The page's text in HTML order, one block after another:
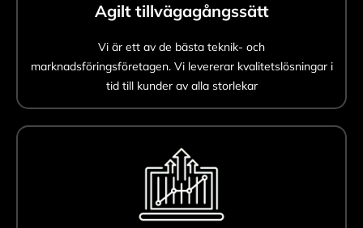
Agilt tillvägagångssätt
Vi är ett av de bästa teknik- och
marknadsföringsföretagen. Vi levererar kvalitetslösningar i
tid till kunder av alla storlekar